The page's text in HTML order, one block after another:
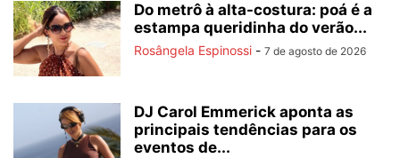
Do metrô à alta-costura: poá é a
estampa queridinha do verão...
Rosângela Espinossi - 7 de agosto de 2026
DJ Carol Emmerick aponta as
principais tendências para os
eventos de...